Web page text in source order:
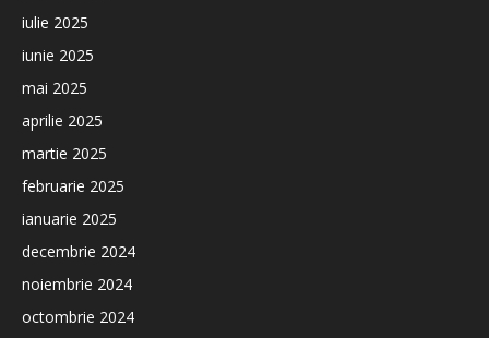
iulie 2025
iunie 2025
mai 2025
aprilie 2025
martie 2025
februarie 2025
ianuarie 2025
decembrie 2024
noiembrie 2024
octombrie 2024